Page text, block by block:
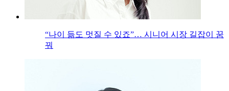
“나이 듦도 멋질 수 있죠”… 시니어 시장 길잡이 꿈
꿔